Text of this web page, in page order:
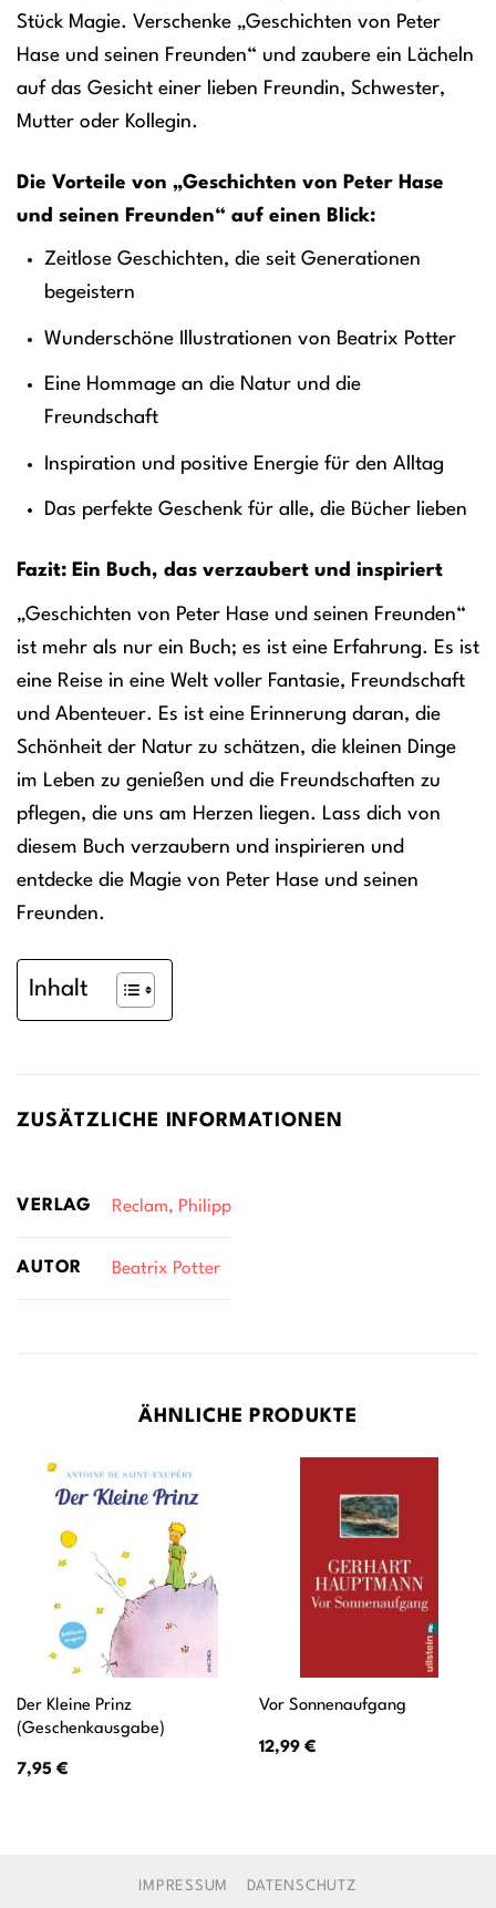
Stück Magie. Verschenke „Geschichten von Peter
Hase und seinen Freunden“ und zaubere ein Lächeln
auf das Gesicht einer lieben Freundin, Schwester,
Mutter oder Kollegin.
Die Vorteile von „Geschichten von Peter Hase
und seinen Freunden“ auf einen Blick:
Zeitlose Geschichten, die seit Generationen
begeistern
Wunderschöne Illustrationen von Beatrix Potter
Eine Hommage an die Natur und die
Freundschaft
Inspiration und positive Energie für den Alltag
Das perfekte Geschenk für alle, die Bücher lieben
Fazit: Ein Buch, das verzaubert und inspiriert
„Geschichten von Peter Hase und seinen Freunden“
ist mehr als nur ein Buch; es ist eine Erfahrung. Es ist
eine Reise in eine Welt voller Fantasie, Freundschaft
und Abenteuer. Es ist eine Erinnerung daran, die
Schönheit der Natur zu schätzen, die kleinen Dinge
im Leben zu genießen und die Freundschaften zu
pflegen, die uns am Herzen liegen. Lass dich von
diesem Buch verzaubern und inspirieren und
entdecke die Magie von Peter Hase und seinen
Freunden.
Inhalt
ZUSÄTZLICHE INFORMATIONEN
VERLAG Reclam, Philipp
AUTOR Beatrix Potter
ÄHNLICHE PRODUKTE
Der Kleine Prinz
(Geschenkausgabe)
7,95 €
Vor Sonnenaufgang
12,99 €
IMPRESSUM DATENSCHUTZ